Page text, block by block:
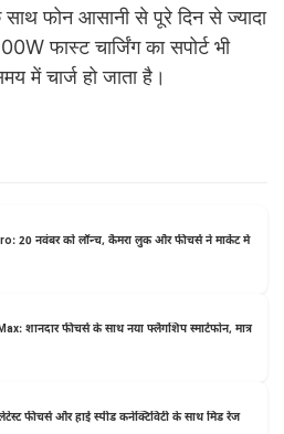
साथ फोन आसानी से पूरे दिन से ज्यादा
फास्ट चार्जिंग का सपोर्ट भी
में चार्ज हो जाता है।
20 नवंबर को लॉन्च, कैमरा लुक और फीचर्स ने मार्केट में
शानदार फीचर्स के साथ नया फ्लैगशिप स्मार्टफोन, मात्र
फीचर्स और हाई स्पीड कनेक्टिविटी के साथ मिड रेंज